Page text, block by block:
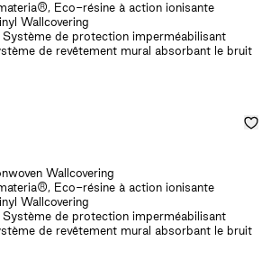
Eco-résine à action ionisante
Wallcovering
de protection imperméabilisant
de revêtement mural absorbant le bruit
Wallcovering
Eco-résine à action ionisante
Wallcovering
de protection imperméabilisant
de revêtement mural absorbant le bruit